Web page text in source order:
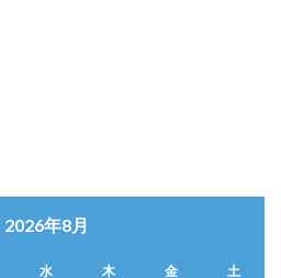
2026年8月
水 木 金 土